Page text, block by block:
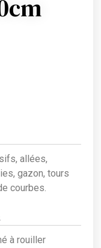
allées,
gazon, tours
courbes.
à rouiller